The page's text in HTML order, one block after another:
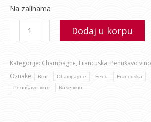
Na zalihama
Dodaj u korpu
Kategorije: Champagne, Francuska, Penušavo vino
Oznake:
Brut Champagne Feed Francuska
Penušavo vino Rose vino